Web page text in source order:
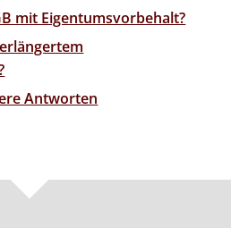
mit Eigentumsvorbehalt?
Antworten